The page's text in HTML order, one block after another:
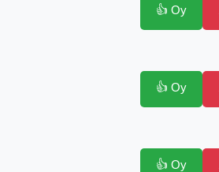
👍 Oy
👍 Oy
👍 Oy